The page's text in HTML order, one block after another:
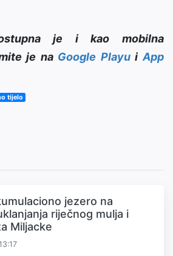
je i kao mobilna
je na Google PlayuiApp
tijelo
jezero na
riječnog mulja i
Miljacke